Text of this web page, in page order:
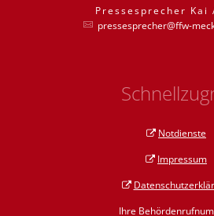
Pressesprecher Kai
pressesprecher@ffw-
Notdienste
Impressum
Ihre